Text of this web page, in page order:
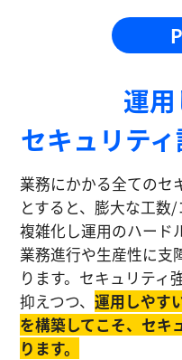
運
セキュリテ
業務にかかる全てのセ
とすると、膨大な工数
複雑化し運⽤のハード
業務進⾏や生産性に⽀
ります。セキュリティ
抑えつつ、運⽤しやす
を構築してこそ、セキ
ります。